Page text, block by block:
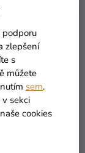
podporu
zlepšení
s
můžete
sem.
sekci
cookies
KOŠÍKU